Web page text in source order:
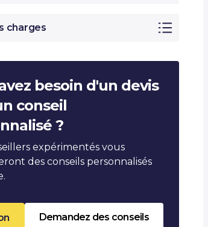
charges
besoin d'un devis
conseil
?
expérimentés vous
des conseils personnalisés
Demandez des conseils